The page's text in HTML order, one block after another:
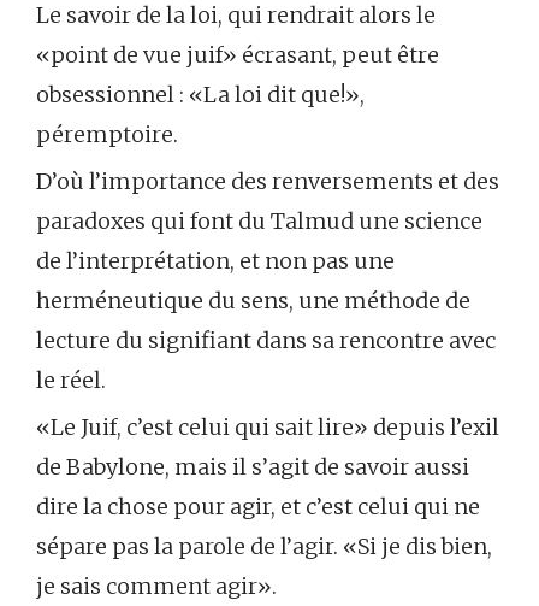
Le savoir de la loi, qui rendrait alors le
«point de vue juif» écrasant, peut être
obsessionnel : «La loi dit que!»,
péremptoire.
D’où l’importance des renversements et des
paradoxes qui font du Talmud une science
de l’interprétation, et non pas une
herméneutique du sens, une méthode de
lecture du signifiant dans sa rencontre avec
le réel.
«Le Juif, c’est celui qui sait lire» depuis l’exil
de Babylone, mais il s’agit de savoir aussi
dire la chose pour agir, et c’est celui qui ne
sépare pas la parole de l’agir. «Si je dis bien,
je sais comment agir».